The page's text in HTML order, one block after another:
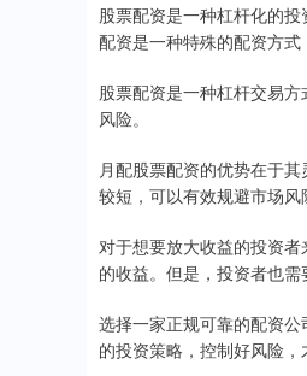
股票配资是一种杠杆化的
配资是一种特殊的配资方式
股票配资是一种杠杆交易
风险。
月配股票配资的优势在于
较短，可以有效规避市场风
对于想要放大收益的投资
的收益。但是，投资者也
选择一家正规可靠的配资
的投资策略，控制好风险，